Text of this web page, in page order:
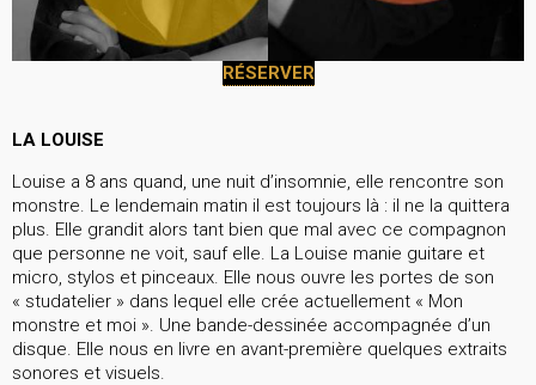
RÉSERVER
LA LOUISE
Louise a 8 ans quand, une nuit d’insomnie, elle rencontre son
monstre. Le lendemain matin il est toujours là : il ne la quittera
plus. Elle grandit alors tant bien que mal avec ce compagnon
que personne ne voit, sauf elle. La Louise manie guitare et
micro, stylos et pinceaux. Elle nous ouvre les portes de son
« studatelier » dans lequel elle crée actuellement « Mon
monstre et moi ». Une bande-dessinée accompagnée d’un
disque. Elle nous en livre en avant-première quelques extraits
sonores et visuels.